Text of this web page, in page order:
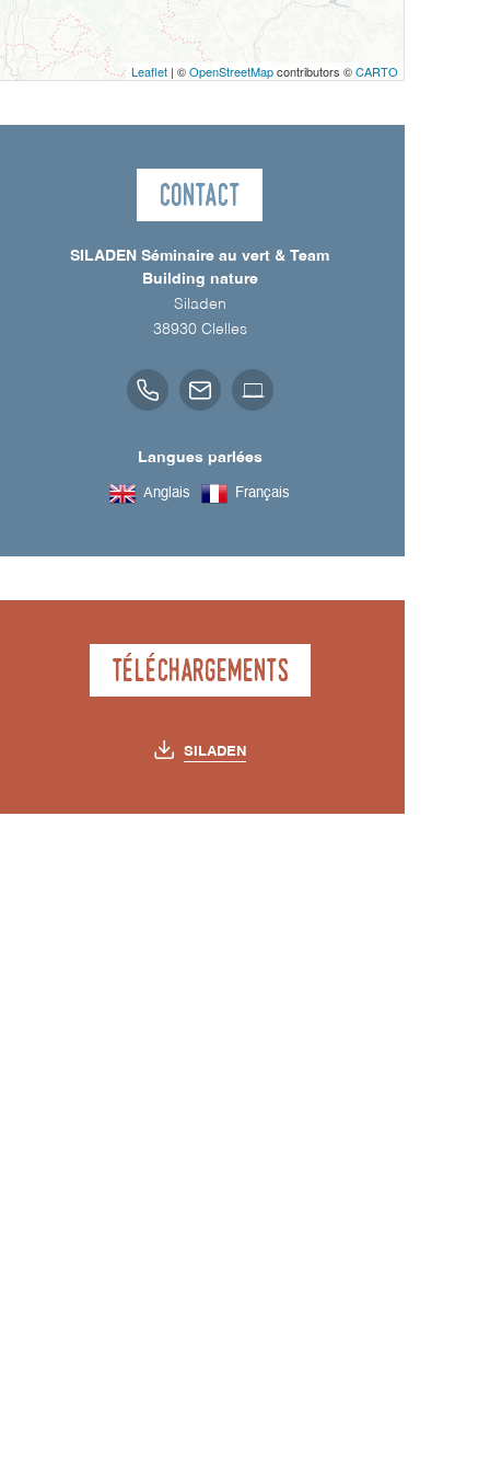
Leaflet | ©OpenStreetMapcontributors ©CARTO
Contact
SILADEN Séminaire au vert & Team
Building nature
Siladen
38930 Clelles
Langues parlées
Anglais Français
Téléchargements
SILADEN